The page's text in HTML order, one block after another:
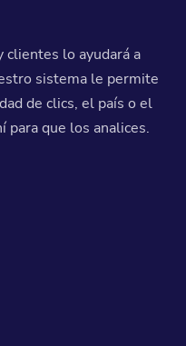
clientes lo ayudará a
sistema le permite
de clics, el país o el
para que los analices.